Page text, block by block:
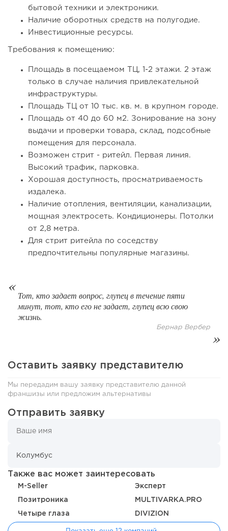
От стартапа за 30 тысяч рублей до бизнеса стоимостью
миллиарды:...
159 12
российский...
интернет-магазине...
бытовой техники и электроники.
Наличие оборотных средств на полугодие.
Инвестиционные ресурсы.
Требования к помещению:
Площадь в посещаемом ТЦ, 1-2 этажи. 2 этаж
только в случае наличия привлекательной
инфраструктуры.
Площадь ТЦ от 10 тыс. кв. м. в крупном городе.
Площадь от 40 до 60 м2. Зонирование на зону
выдачи и проверки товара, склад, подсобные
помещения для персонала.
Возможен стрит - ритейл. Первая линия.
Высокий трафик, парковка.
Хорошая доступность, просматриваемость
издалека.
Наличие отопления, вентиляции, канализации,
мощная электросеть. Кондиционеры. Потолки
от 2,8 метра.
Для стрит ритейла по соседству
предпочтительны популярные магазины.
Тот, кто задает вопрос, глупец в течение пяти
минут, тот, кто его не задает, глупец всю свою
жизнь.
Бернар Вербер
Оставить заявку представителю
Мы передадим вашу заявку представителю данной
франшизы или предложим альтернативы
Отправить заявку
Также вас может заинтересовать
M-Seller Эксперт
Позитроника MULTIVARKA.PRO
Четыре глаза DIVIZION